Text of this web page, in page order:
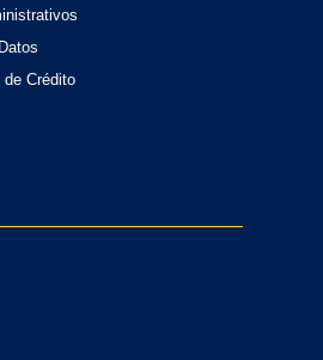
de Crédito